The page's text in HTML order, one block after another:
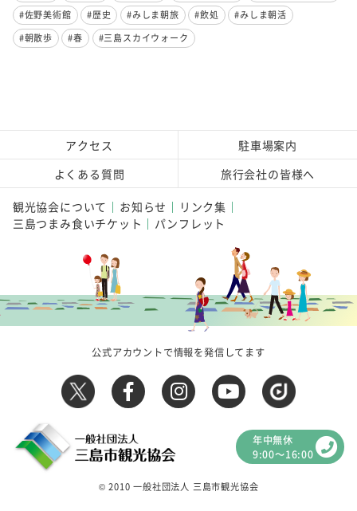
#佐野美術館
#歴史 #みしま朝旅 #飲処
#みしま朝活
#朝散歩
#春 #三島スカイウォーク
アクセス
駐車場案内
よくある質問
旅行会社の皆様へ
観光協会について お知らせ
リンク集
三島つまみ食いチケット
パンフレット
公式アカウントで情報を発信してます
年中無休
9:00～16:00
© 2010 一般社団法人 三島市観光協会